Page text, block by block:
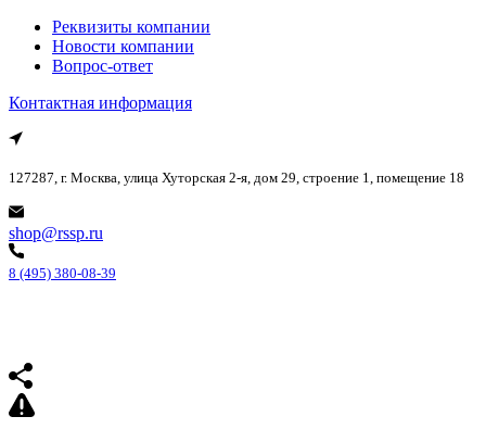
Реквизиты компании
Новости компании
Вопрос-ответ
Контактная информация
127287, г. Москва, улица Хуторская 2-я, дом 29, строение 1, помещение 18
shop@rssp.ru
8 (495) 380-08-39